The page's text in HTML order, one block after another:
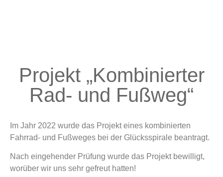
Projekt „Kombinierter
Rad- und Fußweg“
Im Jahr 2022 wurde das Projekt eines kombinierten
Fahrrad- und Fußweges bei der Glücksspirale beantragt.
Nach eingehender Prüfung wurde das Projekt bewilligt,
worüber wir uns sehr gefreut hatten!